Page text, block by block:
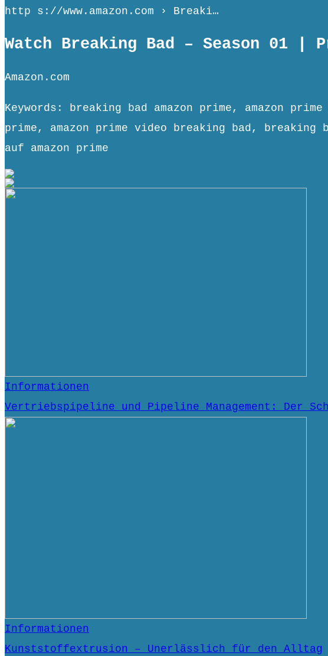
http s://www.amazon.com › Breaki…
Watch Breaking Bad – Season 01 |
Amazon.com
Keywords: breaking bad amazon prime, amazon
prime, amazon prime video breaking bad, breaking
auf amazon prime
Informationen
Vertriebspipeline und Pipeline Management: Der
Informationen
Kunststoffextrusion – Unerlässlich für den Alltag